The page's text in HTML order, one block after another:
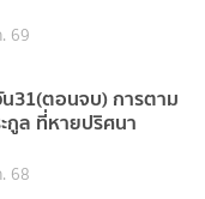
69
น31(ตอนจบ) การตาม
กูล ที่หายปริศนา
68